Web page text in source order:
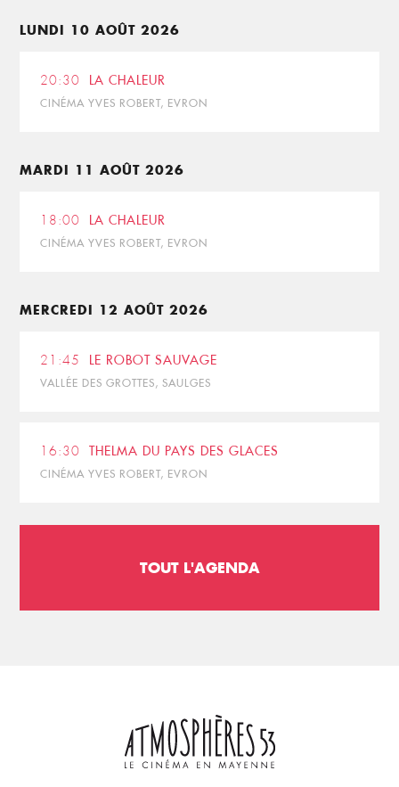
LUNDI 10 AOÛT 2026
20:30 LA CHALEUR
CINÉMA YVES ROBERT, EVRON
MARDI 11 AOÛT 2026
18:00 LA CHALEUR
CINÉMA YVES ROBERT, EVRON
MERCREDI 12 AOÛT 2026
21:45 LE ROBOT SAUVAGE
VALLÉE DES GROTTES, SAULGES
16:30 THELMA DU PAYS DES GLACES
CINÉMA YVES ROBERT, EVRON
TOUT L'AGENDA